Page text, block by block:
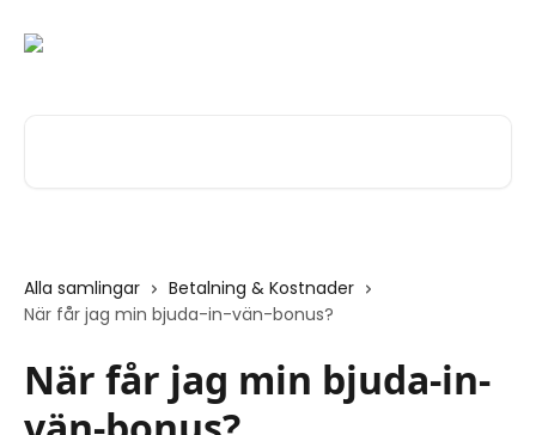
Alla samlingar
Betalning & Kostnader
När får jag min bjuda-in-vän-bonus?
När får jag min bjuda-in-